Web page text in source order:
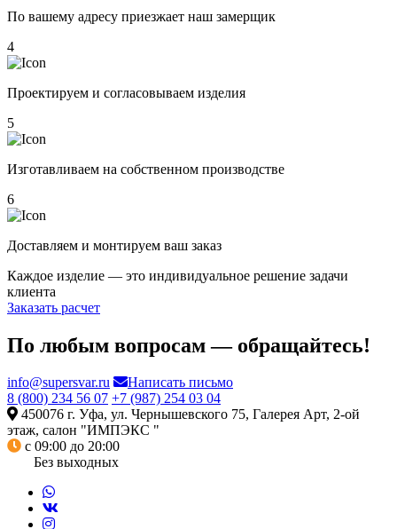
По вашему адресу приезжает наш замерщик
4
Проектируем и согласовываем изделия
5
Изготавливаем на собственном производстве
6
Доставляем и монтируем ваш заказ
Каждое изделие — это индивидуальное решение задачи
клиента
Заказать расчет
По любым вопросам — обращайтесь!
info@supersvar.ru
Написать письмо
8 (800) 234 56 07 +7 (987) 254 03 04
450076 г. Уфа, ул. Чернышевского 75, Галерея Арт, 2-ой
этаж, салон "ИМПЭКС "
с 09:00 до 20:00
Без выходных